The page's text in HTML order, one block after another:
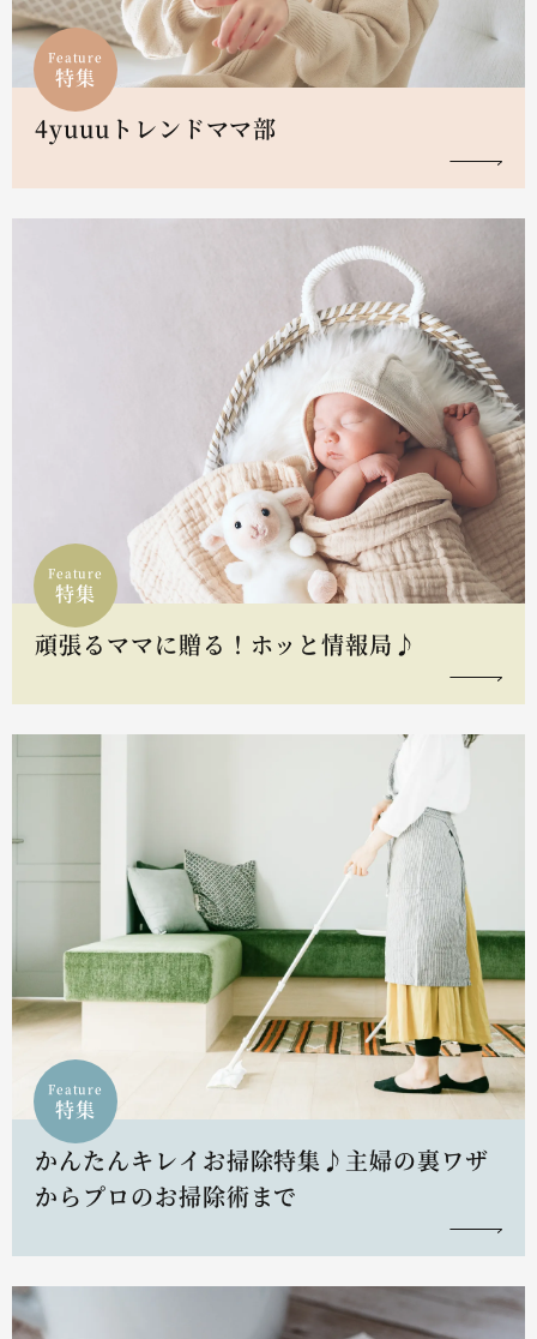
Feature
特集
4yuuuトレンドママ部
Feature
特集
頑張るママに贈る！ホッと情報局♪
Feature
特集
かんたんキレイお掃除特集♪主婦の裏ワザ
からプロのお掃除術まで